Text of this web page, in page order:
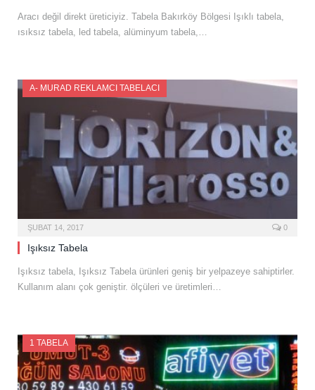
Aracı değil direkt üreticiyiz. Tabela Bakırköy Bölgesi Işıklı tabela,
ısıksız tabela, led tabela, alüminyum tabela,…
A- MURAD REKLAMCI TABELACI
ŞUBAT 14, 2017 0
Işıksız Tabela
Işıksız tabela, Işıksız Tabela ürünleri geniş bir yelpazeye sahiptirler.
Kullanım alanı çok geniştir. ölçüleri ve üretimleri…
1 TABELA